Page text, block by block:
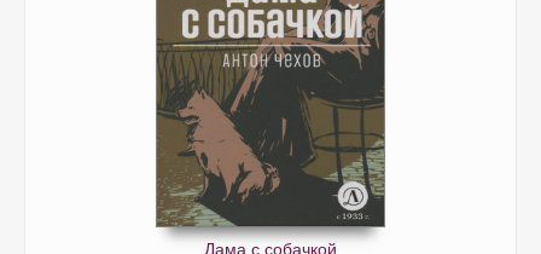
Дама с собачкой